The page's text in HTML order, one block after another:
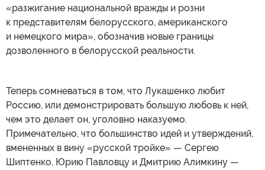
«разжигание национальной вражды и розни
к представителям белорусского, американского
и немецкого мира», обозначив новые границы
дозволенного в белорусской реальности.
Теперь сомневаться в том, что Лукашенко любит
Россию, или демонстрировать большую любовь к ней,
чем это делает он, уголовно наказуемо.
Примечательно, что большинство идей и утверждений,
вмененных в вину «русской тройке» — Сергею
Шиптенко, Юрию Павловцу и Дмитрию Алимкину —